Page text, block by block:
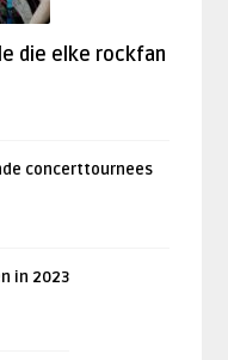
die elke rockfan
concerttournees
in 2023